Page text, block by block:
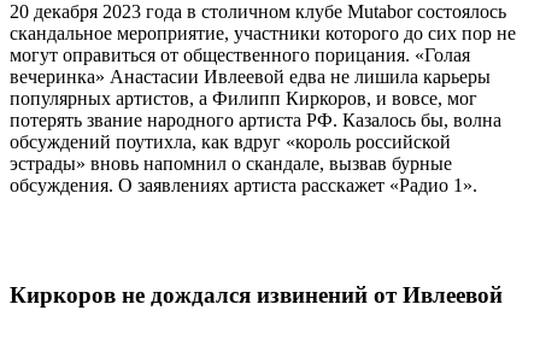
20 декабря 2023 года в столичном клубе Mutabor состоялось
скандальное мероприятие, участники которого до сих пор не
могут оправиться от общественного порицания. «Голая
вечеринка» Анастасии Ивлеевой едва не лишила карьеры
популярных артистов, а Филипп Киркоров, и вовсе, мог
потерять звание народного артиста РФ. Казалось бы, волна
обсуждений поутихла, как вдруг «король российской
эстрады» вновь напомнил о скандале, вызвав бурные
обсуждения. О заявлениях артиста расскажет «Радио 1».
Киркоров не дождался извинений от Ивлеевой